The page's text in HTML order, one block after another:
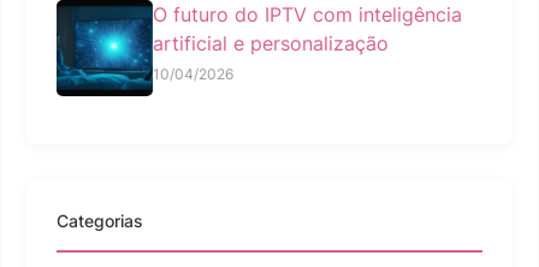
O futuro do IPTV com inteligência
artificial e personalização
10/04/2026
Categorias